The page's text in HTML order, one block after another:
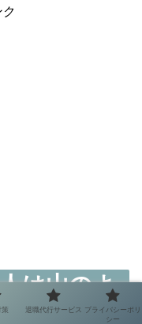
は山のよ
退職代行サービス プライバシーポリ
シー